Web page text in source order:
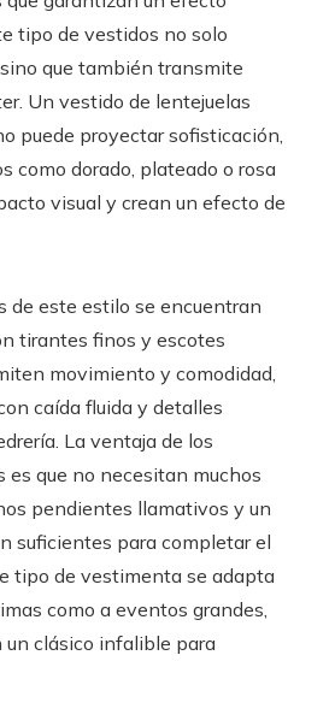
tipo de vestidos no solo
que también transmite
Un vestido de lentejuelas
puede proyectar sofisticación,
como dorado, plateado o rosa
visual y crean un efecto de
de este estilo se encuentran
tirantes finos y escotes
movimiento y comodidad,
caída fluida y detalles
La ventaja de los
que no necesitan muchos
pendientes llamativos y un
suficientes para completar el
tipo de vestimenta se adapta
como a eventos grandes,
clásico infalible para